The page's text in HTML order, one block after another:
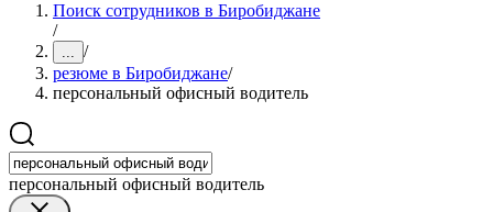
Поиск сотрудников в Биробиджане
/
... /
резюме в Биробиджане/
персональный офисный водитель
персональный офисный водитель